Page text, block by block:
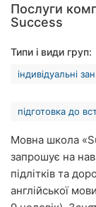
Київ
Харків
Запоріжжя
Дніпро
Львів
Кривий
Ріг
Послуги
Success
Типи і види груп:
індивідуальні
підготовка до
Мовна школа
запрошує на
підлітків та
англійської